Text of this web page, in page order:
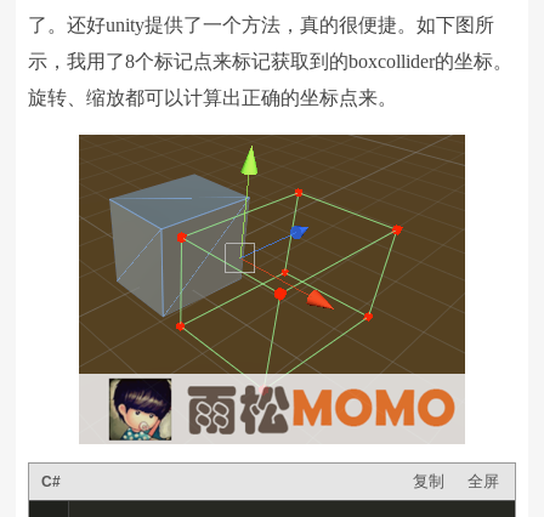
了。还好unity提供了一个方法，真的很便捷。如下图所
示，我用了8个标记点来标记获取到的boxcollider的坐标。
旋转、缩放都可以计算出正确的坐标点来。
C# 复制 全屏